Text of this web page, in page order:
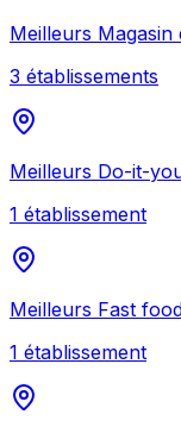
Meilleurs
3 établissements
Meilleurs Do-it-
1 établissement
Meilleurs Fast
1 établissement